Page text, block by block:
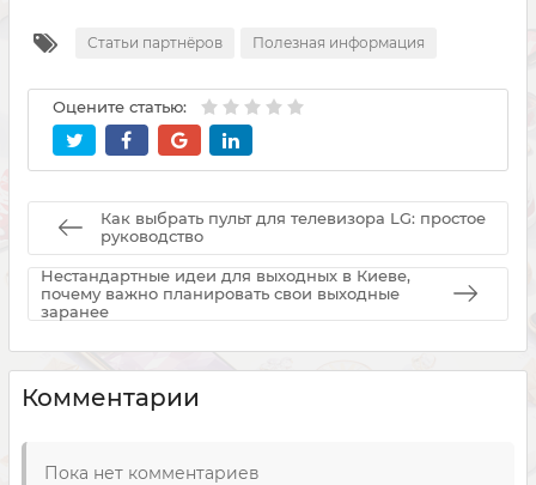
Статьи партнёров Полезная информация
Оцените статью:
Как выбрать пульт для телевизора LG: простое
руководство
Нестандартные идеи для выходных в Киеве,
почему важно планировать свои выходные
заранее
Комментарии
Пока нет комментариев